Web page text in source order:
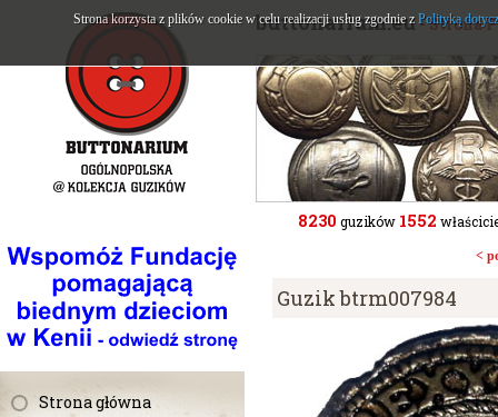
Strona główna
buttonarium.eu- Strona
8230 guzików 1552
<
Guzik btrm007984
Strona korzysta z plików cookie w celu realizacji usług zgodnie z Polityką